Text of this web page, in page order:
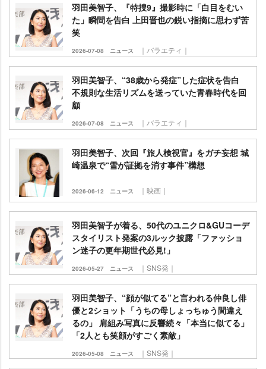
羽田美智子、『特捜9』撮影時に「白目をむい
た」瞬間を告白 上田晋也の鋭い指摘に思わず苦
笑
2026-07-08 ニュース ｜バラエティ｜
羽田美智子、“38歳から発症”した症状を告白
不規則な生活リズムを送っていた青春時代を回
顧
2026-07-08 ニュース ｜バラエティ｜
羽田美智子、次回『旅人検視官』をガチ妄想 城
崎温泉で“雪が証拠を消す事件”構想
2026-06-12 ニュース ｜映画｜
羽田美智子が着る、50代のユニクロ&GUコーデ
スタイリスト発案の3ルック披露「ファッショ
ン迷子の更年期世代必見!」
2026-05-27 ニュース ｜SNS発｜
羽田美智子、“顔が似てる”と言われる仲良し俳
優と2ショット「うちの母しょっちゅう間違え
るの」 肩組み写真に反響続々「本当に似てる」
「2人とも笑顔がすごく素敵」
2026-05-08 ニュース ｜SNS発｜